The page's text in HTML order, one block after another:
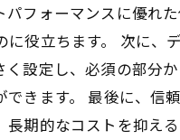
フォーマンスに優れ
役立ちます。 次に、
設定し、必須の部分
きます。 最後に、信
期的なコストを抑え